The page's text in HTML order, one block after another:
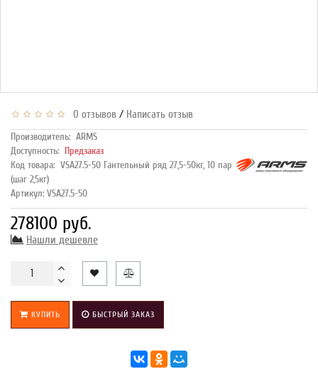
0 отзывов / Написать отзыв
Производитель: ARMS
Доступность: Предзаказ
Код товара: VSA27.5-50 Гантельный ряд 27,5-50кг, 10 пар
(шаг 2,5кг)
Артикул: VSA27.5-50
278100 руб.
Нашли дешевле
КУПИТЬ БЫСТРЫЙ ЗАКАЗ